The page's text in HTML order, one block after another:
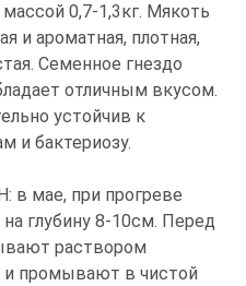
0,7-1,3кг. Мякоть
и ароматная, плотная,
Семенное гнездо
отличным вкусом.
устойчив к
и бактериозу.
мае, при прогреве
глубину 8-10см. Перед
раствором
и промывают в чистой